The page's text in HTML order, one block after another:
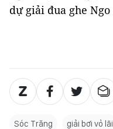
dự giải đua ghe Ngo
Sóc Trăng giải bơi vỏ lãi